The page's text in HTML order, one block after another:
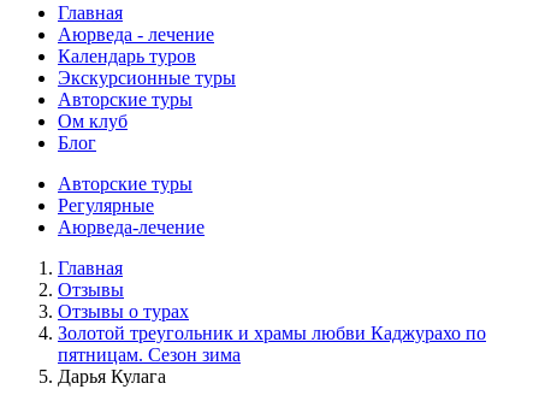
Главная
Аюрведа - лечение
Календарь туров
Экскурсионные туры
Авторские туры
Ом клуб
Блог
Авторские туры
Регулярные
Аюрведа-лечение
Главная
Отзывы
Отзывы о турах
Золотой треугольник и храмы любви Каджурахо по
пятницам. Сезон зима
Дарья Кулага